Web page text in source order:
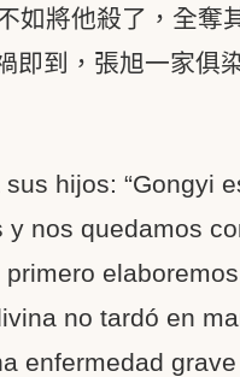
如將他殺了，全奪
即到，張旭一家俱
hijos: “Gongyi
nos quedamos
no tardó en
enfermedad